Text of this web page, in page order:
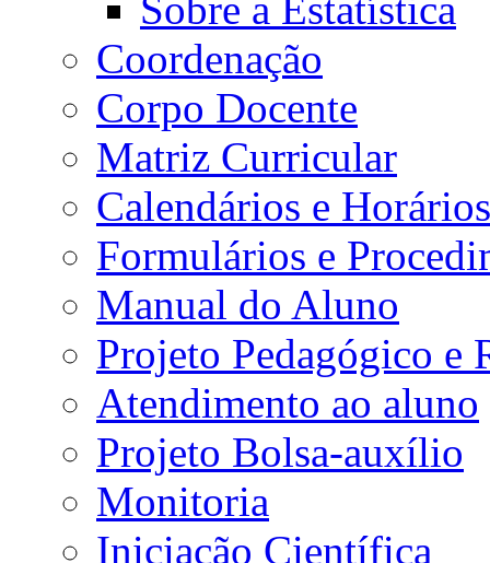
Coordenação
Corpo Docente
Matriz Curricular
Calendários e Horários
Formulários e
Manual do Aluno
Projeto Pedagógico e
Atendimento ao aluno
Projeto Bolsa-auxílio
Monitoria
Iniciação Científica